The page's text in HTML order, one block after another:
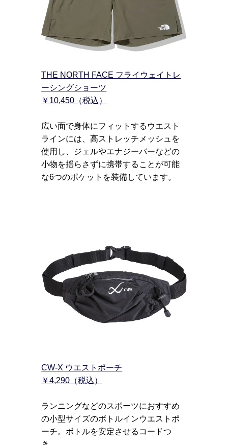
THE NORTH FACE フライウェイトレ
ーシングショーツ
￥10,450（税込）
広い面で身体にフィットするウエスト
ラインには、高ストレッチメッシュを
使用し、ジェルやエナジーバーなどの
小物を揺らさずに携帯することが可能
な6つのポケットを装備しています。
CW-X ウエストポーチ
￥4,290（税込）
ランニングなどのスポーツにおすすめ
の小型サイズのボトルインウエストポ
ーチ。ボトルを安定させるコードつ